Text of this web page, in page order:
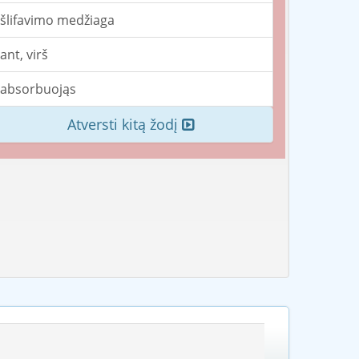
šlifavimo medžiaga
ant, virš
absorbuojąs
Atversti kitą žodį